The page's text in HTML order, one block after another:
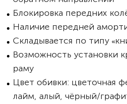
Блокировка передних
Наличие передней
Складывается по типу «
Возможность установки
раму
Цвет обивки: цветочная
лайм, алый, чёрный/